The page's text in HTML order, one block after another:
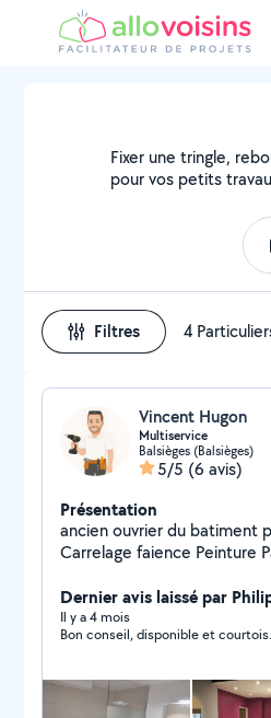
Fixer une tringle,
pour vos petits
Filtres 4
Vincent Hugon
Multiservice
Balsièges (Balsièges)
5/5 (6 avis)
Présentation
ancien ouvrier du batiment propose
Carrelage faience Peinture Papier peint ,Placo, Joint
Réalisation terrasse bois taille de haies ,elagage, tonte
pelouse reparation electromenager petite maconnerie
electricite plomberie etc...
Dernier avis laissé par
Il y a 4 mois
Bon conseil, disponible et courtois.